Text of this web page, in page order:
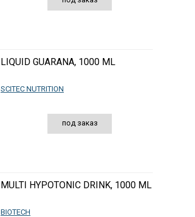
LIQUID GUARANA, 1000 ML
SCITEC NUTRITION
под заказ
MULTI HYPOTONIC DRINK, 1000 ML
BIOTECH